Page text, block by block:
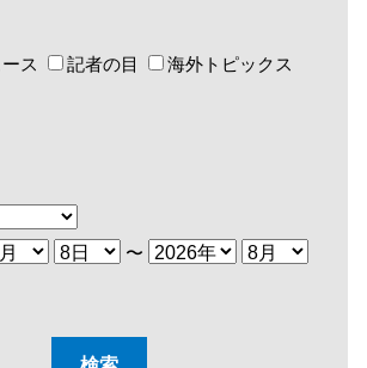
ス 記者の目 海外トピックス
〜